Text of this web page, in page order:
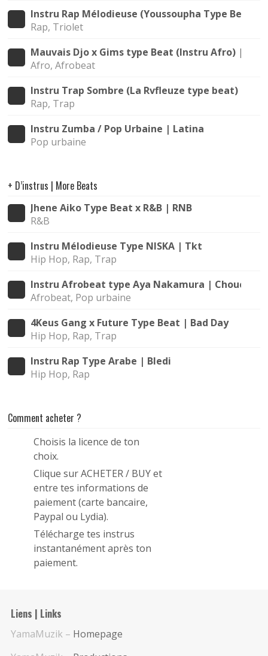
Instru Rap Mélodieuse (Youssoupha Type Beat) |
Rap, Triolet
Mauvais Djo x Gims type Beat (Instru Afro) |
Afro, Afrobeat
Instru Trap Sombre (La Rvfleuze type beat) |
Rap, Trap
Instru Zumba / Pop Urbaine | Latina
Pop urbaine
+ D’instrus | More Beats
Jhene Aiko Type Beat x R&B | RNB
R&B
Instru Mélodieuse Type NISKA | Tkt
Hip Hop, Rap, Trap
Instru Afrobeat type Aya Nakamura | Chouchou
Afrobeat, Pop urbaine
4Keus Gang x Future Type Beat | Bad Day
Hip Hop, Rap, Trap
Instru Rap Type Arabe | Bledi
Hip Hop, Rap
Comment acheter ?
Choisis la licence de ton
choix.
Clique sur ACHETER / BUY et
entre tes informations de
paiement (carte bancaire,
Paypal ou Lydia).
Télécharge tes instrus
instantanément après ton
paiement.
Liens | Links
YamaMuzik – Homepage